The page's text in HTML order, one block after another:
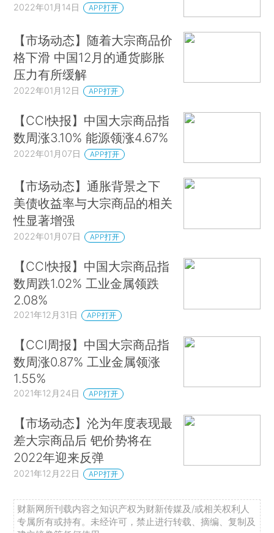
2022年01月14日 APP打开
【市场动态】随着大宗商品价
格下滑 中国12月的通货膨胀
压力有所缓解
2022年01月12日 APP打开
【CCI快报】中国大宗商品指
数周涨3.10% 能源领涨4.67%
2022年01月07日 APP打开
【市场动态】通胀背景之下
美债收益率与大宗商品的相关
性显著增强
2022年01月07日 APP打开
【CCI快报】中国大宗商品指
数周跌1.02% 工业金属领跌
2.08%
2021年12月31日 APP打开
【CCI周报】中国大宗商品指
数周涨0.87% 工业金属领涨
1.55%
2021年12月24日 APP打开
【市场动态】沦为年度表现最
差大宗商品后 钯价势将在
2022年迎来反弹
2021年12月22日 APP打开
财新网所刊载内容之知识产权为财新传媒及/或相关权利人
专属所有或持有。未经许可，禁止进行转载、摘编、复制及